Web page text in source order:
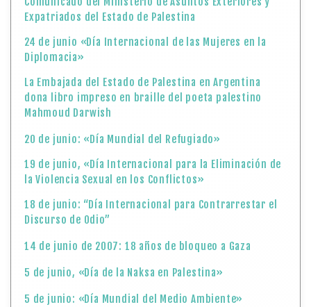
Expatriados del Estado de Palestina
24 de junio «Día Internacional de las Mujeres en la
Diplomacia»
La Embajada del Estado de Palestina en Argentina
dona libro impreso en braille del poeta palestino
Mahmoud Darwish
20 de junio: «Día Mundial del Refugiado»
19 de junio, «Día Internacional para la Eliminación de
la Violencia Sexual en los Conflictos»
18 de junio: “Día Internacional para Contrarrestar el
Discurso de Odio”
14 de junio de 2007: 18 años de bloqueo a Gaza
5 de junio, «Día de la Naksa en Palestina»
5 de junio: «Día Mundial del Medio Ambiente»